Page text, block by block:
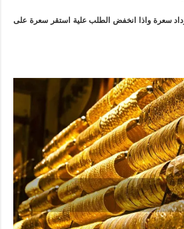
سعرة واذا انخفض الطلب علية استقر سعرة على